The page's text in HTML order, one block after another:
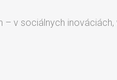
v sociálnych